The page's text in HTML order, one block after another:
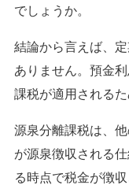
でしょうか。
結論から言えば、
ありません。預金
課税が適用されるた
源泉分離課税は、
が源泉徴収される
る時点で税金が徴